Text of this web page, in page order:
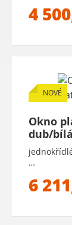
4
NOVÉ
Okno
dub/
…
6